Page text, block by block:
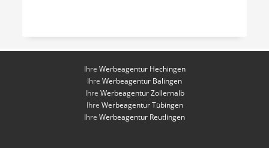
Ihre Werbeagentur Hechingen
Ihre Werbeagentur Balingen
Ihre Werbeagentur Zollernalb
Ihre Werbeagentur Tübingen
Ihre Werbeagentur Reutlingen